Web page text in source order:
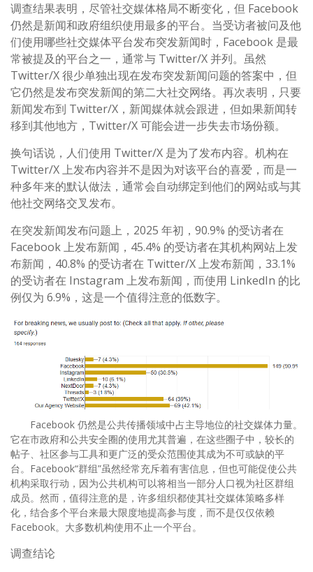
调查结果表明，尽管社交媒体格局不断变化，但 Facebook
仍然是新闻和政府组织使用最多的平台。当受访者被问及他
们使用哪些社交媒体平台发布突发新闻时，Facebook 是最
常被提及的平台之一，通常与 Twitter/X 并列。虽然
Twitter/X 很少单独出现在发布突发新闻问题的答案中，但
它仍然是发布突发新闻的第二大社交网络。再次表明，只要
新闻发布到 Twitter/X，新闻媒体就会跟进，但如果新闻转
移到其他地方，Twitter/X 可能会进一步失去市场份额。
换句话说，人们使用 Twitter/X 是为了发布内容。机构在
Twitter/X 上发布内容并不是因为对该平台的喜爱，而是一
种多年来的默认做法，通常会自动绑定到他们的网站或与其
他社交网络交叉发布。
在突发新闻发布问题上，2025 年初，90.9% 的受访者在
Facebook 上发布新闻，45.4% 的受访者在其机构网站上发
布新闻，40.8% 的受访者在 Twitter/X 上发布新闻，33.1%
的受访者在 Instagram 上发布新闻，而使用 LinkedIn 的比
例仅为 6.9%，这是一个值得注意的低数字。
Facebook 仍然是公共传播领域中占主导地位的社交媒体力量。
它在市政府和公共安全圈的使用尤其普遍，在这些圈子中，较长的
帖子、社区参与工具和更广泛的受众范围使其成为不可或缺的平
台。Facebook“群组”虽然经常充斥着有害信息，但也可能促使公共
机构采取行动，因为公共机构可以将相当一部分人口视为社区群组
成员。然而，值得注意的是，许多组织都使其社交媒体策略多样
化，结合多个平台来最大限度地提高参与度，而不是仅仅依赖
Facebook。大多数机构使用不止一个平台。
调查结论